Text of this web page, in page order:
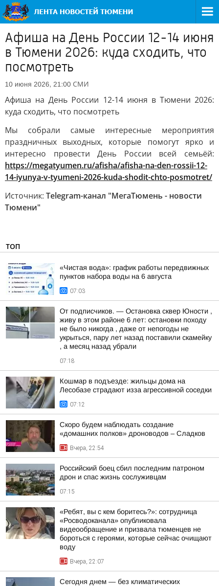
Афиша на День России 12-14 июня
в Тюмени 2026: куда сходить, что
посмотреть
10 июня 2026, 21:00 СМИ
Афиша на День России 12-14 июня в Тюмени 2026:
куда сходить, что посмотреть
Мы собрали самые интересные мероприятия
праздничных выходных, которые помогут ярко и
интересно провести День России всей семьёй:
https://megatyumen.ru/afisha/afisha-na-den-rossii-12-
14-iyunya-v-tyumeni-2026-kuda-shodit-chto-posmotret/
Источник: Telegram-канал "МегаТюмень - новости
Тюмени"
ТОП
«Чистая вода»: график работы передвижных
пунктов набора воды на 6 августа
07:03
От подписчиков. — Остановка сквер Юности ,
живу в этом районе 6 лет: остановки походу
не было никогда , даже от непогоды не
укрыться, пару лет назад поставили скамейку
, а месяц назад убрали
07:18
Кошмар в подъезде: жильцы дома на
Лесобазе страдают изза агрессивной соседки
07:12
Скоро будем наблюдать создание
«домашних полков» дроноводов – Сладков
Вчера, 22:54
Российский боец сбил последним патроном
дрон и спас жизнь сослуживцам
07:15
«Ребят, вы с кем боритесь?»: сотрудница
«Росводоканала» опубликовала
видеообращение и призвала тюменцев не
бороться с героями, которые сейчас очищают
воду
Вчера, 22:07
Сегодня днем — без климатических